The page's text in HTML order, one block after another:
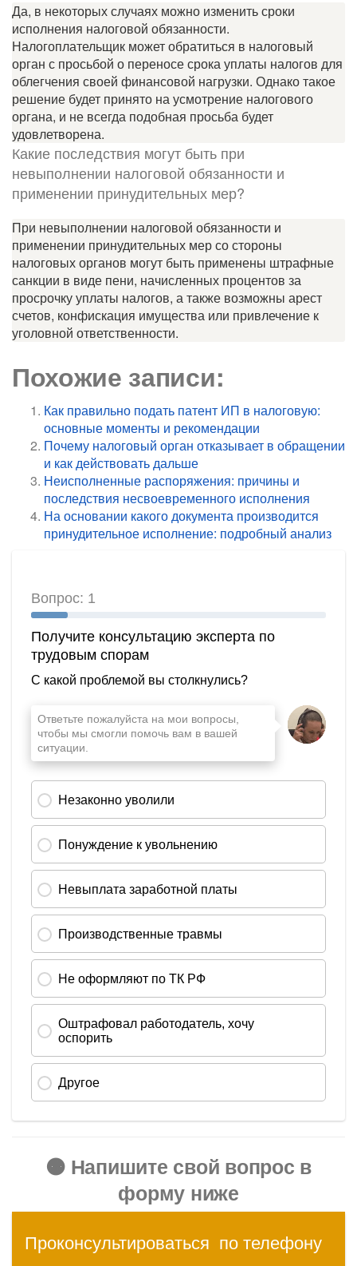
Да, в некоторых случаях можно изменить сроки
исполнения налоговой обязанности.
Налогоплательщик может обратиться в налоговый
орган с просьбой о переносе срока уплаты налогов для
облегчения своей финансовой нагрузки. Однако такое
решение будет принято на усмотрение налогового
органа, и не всегда подобная просьба будет
удовлетворена.
Какие последствия могут быть при
невыполнении налоговой обязанности и
применении принудительных мер?
При невыполнении налоговой обязанности и
применении принудительных мер со стороны
налоговых органов могут быть применены штрафные
санкции в виде пени, начисленных процентов за
просрочку уплаты налогов, а также возможны арест
счетов, конфискация имущества или привлечение к
уголовной ответственности.
Похожие записи:
Как правильно подать патент ИП в налоговую:
основные моменты и рекомендации
Почему налоговый орган отказывает в обращении
и как действовать дальше
Неисполненные распоряжения: причины и
последствия несвоевременного исполнения
На основании какого документа производится
принудительное исполнение: подробный анализ
🟠 Напишите свой вопрос в
форму ниже